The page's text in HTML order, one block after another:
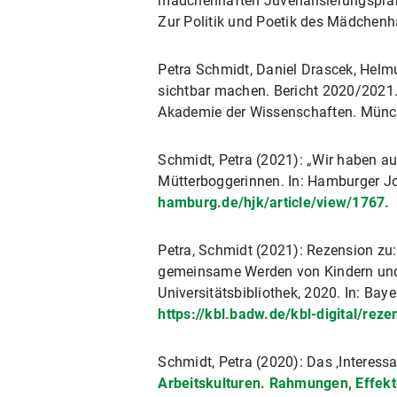
Freche Moms.
4.6.2022.
„Ästhetische Fürsorgearbeit am
„Wir haben auch mal Milka
Vortrag im Rahmen des 42.
Empirische Kulturwissenschaft
„Total Quality Mama.
am Institut für Empirische
der DGV-Kommission
Kulturanthropologie/Volkskunde
SoSe 2018 Übung BA:
SoSe 2017 Übung BA: Ästhetik
München
München
Wise 2016/17 Proseminar:
SoSe 2016 Seminar BA:
Empirische Kulturwissenschaft
SoSe 2016 Übung BA: Aktuelle
WiSe 2015/16 Seminar BA :
Zur Politik und Poetik des
Petra Schmidt, Daniel Drascek,
sichtbar machen. Bericht 2020/
Akademie der Wissenschaften.
Schmidt, Petra (2021): „Wir haben
Mütterboggerinnen. In: Hamburger
hamburg.de/hjk/article/view/1767.
Petra, Schmidt (2021): Rezension
gemeinsame Werden von Kindern
Universitätsbibliothek, 2020. In:
https://kbl.badw.de/kbl-digital/
Schmidt, Petra (2020): Das
Arbeitskulturen. Rahmungen,